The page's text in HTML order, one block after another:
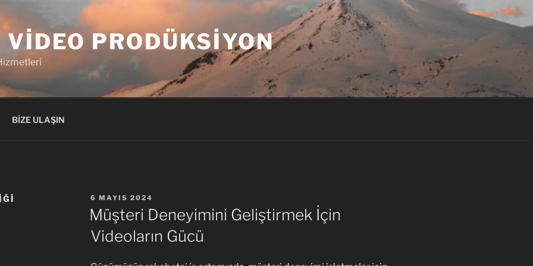
PRODÜKSIYON
BİZE ULAŞIN
YAYIM
TARIHI
6 MAYIS 2024
Müşteri Deneyimini Geliştirmek İçin
Videoların Gücü